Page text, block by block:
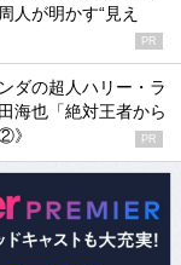
人が明かす“見え
PR
ダの超人ハリー・ラ
海也「絶対王者から
》
PR